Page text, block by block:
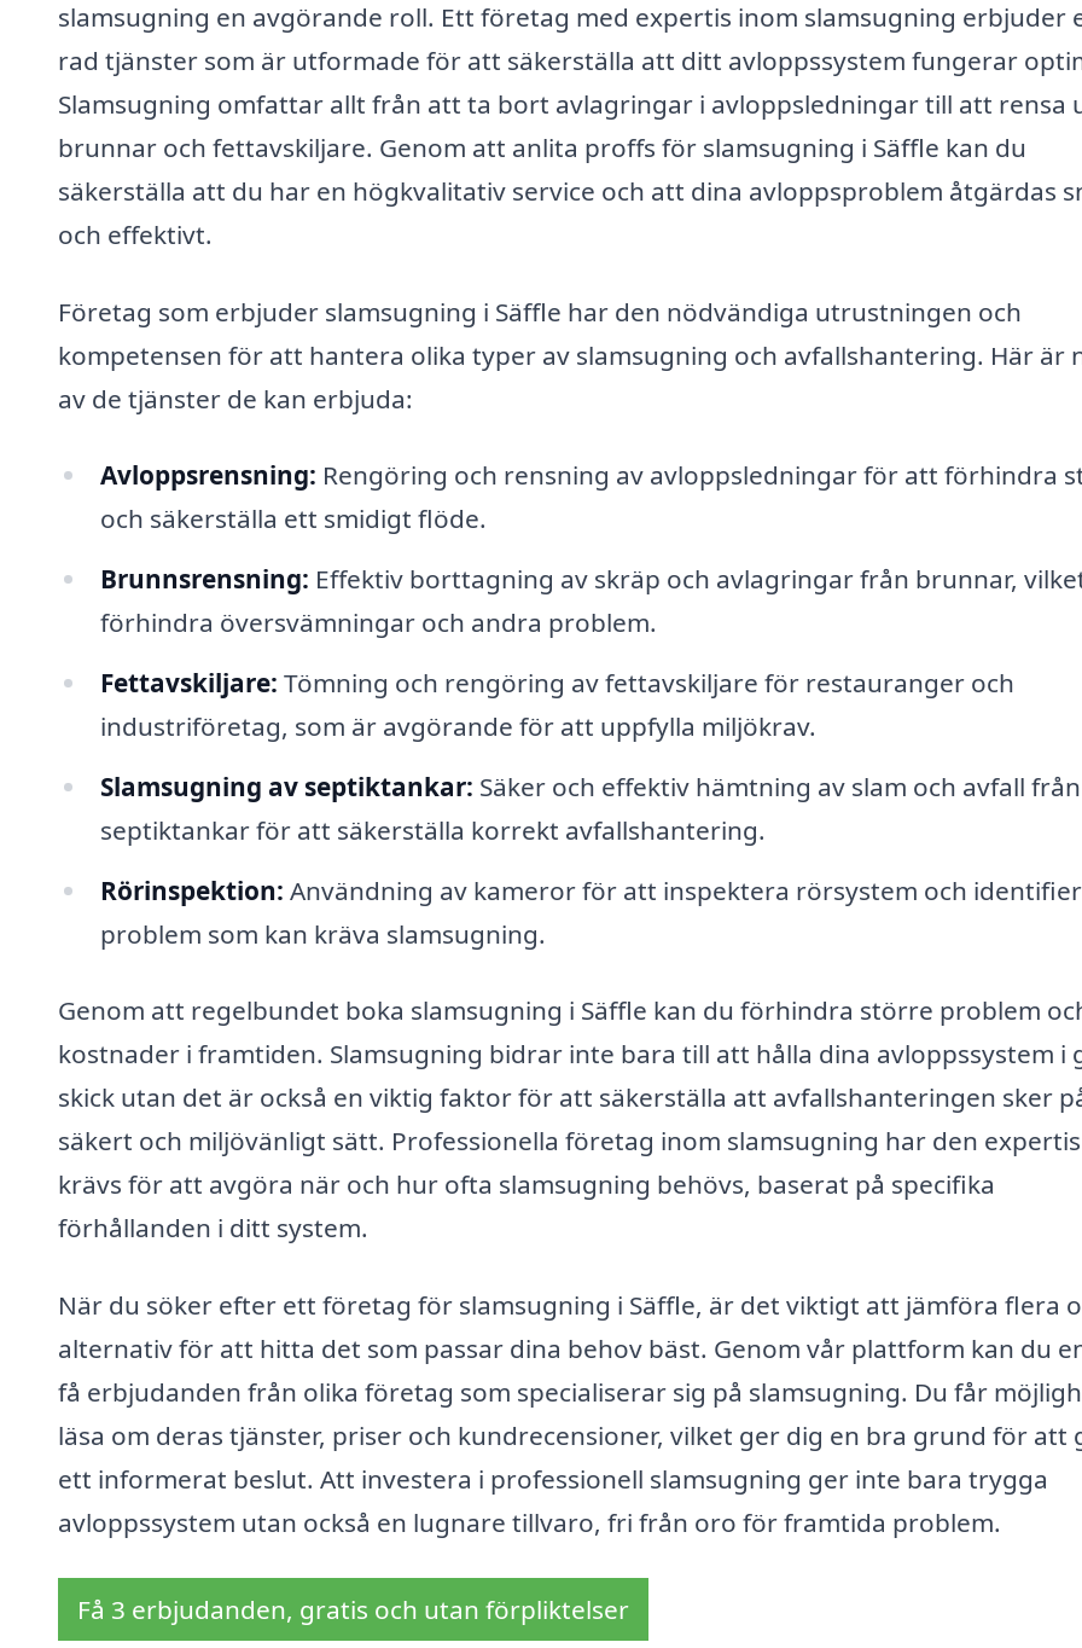
slamsugning en avgörande roll. Ett företag med expertis inom slamsugning erbjuder
rad tjänster som är utformade för att säkerställa att ditt avloppssystem fungerar
Slamsugning omfattar allt från att ta bort avlagringar i avloppsledningar till att rensa
brunnar och fettavskiljare. Genom att anlita proffs för slamsugning i Säffle kan du
säkerställa att du har en högkvalitativ service och att dina avloppsproblem åtgärdas
och effektivt.
Företag som erbjuder slamsugning i Säffle har den nödvändiga utrustningen och
kompetensen för att hantera olika typer av slamsugning och avfallshantering. Här är
av de tjänster de kan erbjuda:
Avloppsrensning: Rengöring och rensning av avloppsledningar för att förhindra
och säkerställa ett smidigt flöde.
Brunnsrensning: Effektiv borttagning av skräp och avlagringar från brunnar,
förhindra översvämningar och andra problem.
Fettavskiljare: Tömning och rengöring av fettavskiljare för restauranger och
industriföretag, som är avgörande för att uppfylla miljökrav.
Slamsugning av septiktankar: Säker och effektiv hämtning av slam och avfall från
septiktankar för att säkerställa korrekt avfallshantering.
Rörinspektion: Användning av kameror för att inspektera rörsystem och
problem som kan kräva slamsugning.
Genom att regelbundet boka slamsugning i Säffle kan du förhindra större problem
kostnader i framtiden. Slamsugning bidrar inte bara till att hålla dina avloppssystem i
skick utan det är också en viktig faktor för att säkerställa att avfallshanteringen sker
säkert och miljövänligt sätt. Professionella företag inom slamsugning har den
krävs för att avgöra när och hur ofta slamsugning behövs, baserat på specifika
förhållanden i ditt system.
När du söker efter ett företag för slamsugning i Säffle, är det viktigt att jämföra flera
alternativ för att hitta det som passar dina behov bäst. Genom vår plattform kan du
få erbjudanden från olika företag som specialiserar sig på slamsugning. Du får
läsa om deras tjänster, priser och kundrecensioner, vilket ger dig en bra grund för att
ett informerat beslut. Att investera i professionell slamsugning ger inte bara trygga
avloppssystem utan också en lugnare tillvaro, fri från oro för framtida problem.
Få 3 erbjudanden, gratis och utan förpliktelser